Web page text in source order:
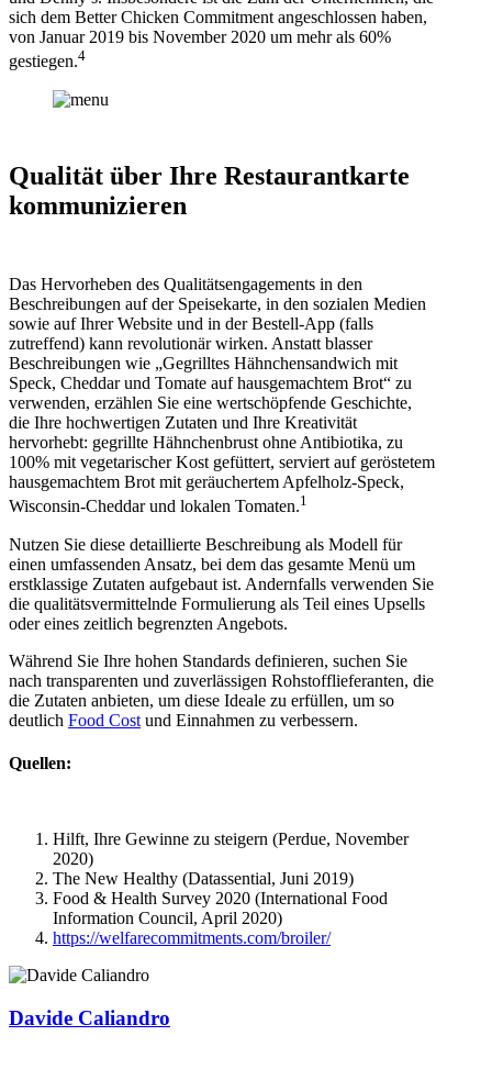
sich dem Better Chicken Commitment angeschlossen haben,
von Januar 2019 bis November 2020 um mehr als 60%
gestiegen.4
Qualität über Ihre Restaurantkarte
kommunizieren
Das Hervorheben des Qualitätsengagements in den
Beschreibungen auf der Speisekarte, in den sozialen Medien
sowie auf Ihrer Website und in der Bestell-App (falls
zutreffend) kann revolutionär wirken. Anstatt blasser
Beschreibungen wie „Gegrilltes Hähnchensandwich mit
Speck, Cheddar und Tomate auf hausgemachtem Brot“ zu
verwenden, erzählen Sie eine wertschöpfende Geschichte,
die Ihre hochwertigen Zutaten und Ihre Kreativität
hervorhebt: gegrillte Hähnchenbrust ohne Antibiotika, zu
100% mit vegetarischer Kost gefüttert, serviert auf geröstetem
hausgemachtem Brot mit geräuchertem Apfelholz-Speck,
Wisconsin-Cheddar und lokalen Tomaten.1
Nutzen Sie diese detaillierte Beschreibung als Modell für
einen umfassenden Ansatz, bei dem das gesamte Menü um
erstklassige Zutaten aufgebaut ist. Andernfalls verwenden Sie
die qualitätsvermittelnde Formulierung als Teil eines Upsells
oder eines zeitlich begrenzten Angebots.
Während Sie Ihre hohen Standards definieren, suchen Sie
nach transparenten und zuverlässigen Rohstofflieferanten, die
die Zutaten anbieten, um diese Ideale zu erfüllen, um so
deutlich Food Cost und Einnahmen zu verbessern.
Quellen:
Hilft, Ihre Gewinne zu steigern (Perdue, November
2020)
The New Healthy (Datassential, Juni 2019)
Food & Health Survey 2020 (International Food
Information Council, April 2020)
https://welfarecommitments.com/broiler/
Davide Caliandro